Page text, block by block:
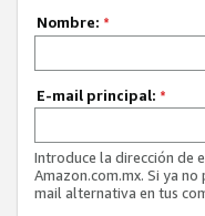
Nombre: *
E-mail principal: *
Introduce la dirección de
Amazon.com.mx. Si ya
mail alternativa en tus